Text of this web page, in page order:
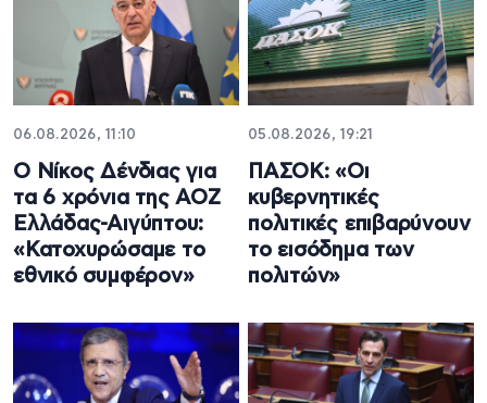
06.08.2026, 11:10
Ο Νίκος Δένδιας για
τα 6 χρόνια της ΑΟΖ
Ελλάδας-Αιγύπτου:
«Κατοχυρώσαμε το
εθνικό συμφέρον»
05.08.2026, 19:21
ΠΑΣΟΚ: «Οι
κυβερνητικές
πολιτικές επιβαρύνουν
το εισόδημα των
πολιτών»